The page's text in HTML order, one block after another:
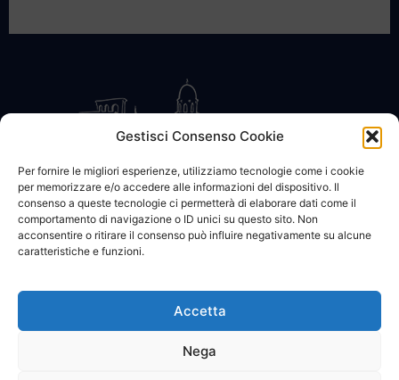
Gestisci Consenso Cookie
Per fornire le migliori esperienze, utilizziamo tecnologie come i cookie
per memorizzare e/o accedere alle informazioni del dispositivo. Il
consenso a queste tecnologie ci permetterà di elaborare dati come il
comportamento di navigazione o ID unici su questo sito. Non
acconsentire o ritirare il consenso può influire negativamente su alcune
caratteristiche e funzioni.
Accetta
Nega
CONTATTACI COOKIE POLICY PRIVACY
© 2002 - 2026 SanBartolomeo.info :::: powered by Go Web snc |